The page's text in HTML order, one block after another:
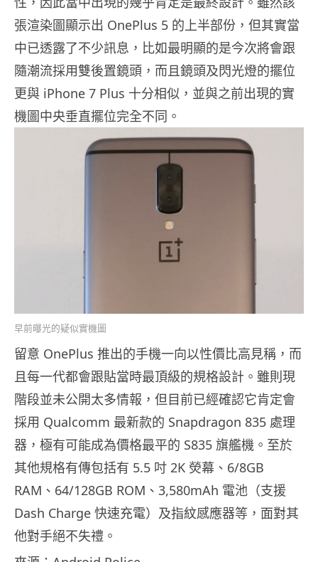
張渲染圖顯示出 OnePlus 5 的上半部份，但其實當
中已透露了不少訊息，比如最明顯的是今次將會跟
隨潮流採用雙後置鏡頭，而且鏡頭及閃光燈的擺位
更與 iPhone 7 Plus 十分相似，並與之前出現的實
機圖中央垂直擺位完全不同。
早前曝光的疑似實機圖
留意 OnePlus 推出的手機一向以性價比高見稱，而
且每一代都會跟貼當時最頂級的規格設計。雖則現
階段並未公開太多情報，但目前已經確認它肯定會
採用 Qualcomm 最新款的 Snapdragon 835 處理
器，極有可能成為價格最平的 S835 旗艦機。至於
其他規格有傳包括有 5.5 吋 2K 熒幕、6/8GB
RAM、64/128GB ROM、3,580mAh 電池（支援
Dash Charge 快速充電）及指紋感應器等，面對其
他對手絕不失禮。